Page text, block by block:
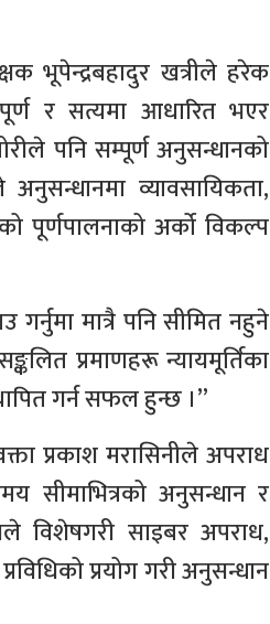
भूपेन्द्रबहादुर खत्रीले हरेक
र सत्यमा आधारित भएर
पनि सम्पूर्ण अनुसन्धानको
व्यावसायिकता,
पूर्णपालनाको अर्को विकल्प
मात्रै पनि सीमित नहुने
प्रमाणहरू न्यायमूर्तिका
गर्न सफल हुन्छ ।”
प्रकाश मरासिनीले अपराध
सीमाभित्रको अनुसन्धान र
विशेषगरी साइबर अपराध,
प्रयोग गरी अनुसन्धान